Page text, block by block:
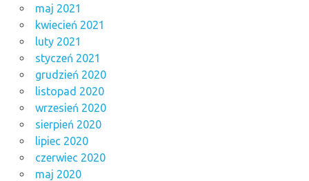
maj 2021
kwiecień 2021
luty 2021
styczeń 2021
grudzień 2020
listopad 2020
wrzesień 2020
sierpień 2020
lipiec 2020
czerwiec 2020
maj 2020